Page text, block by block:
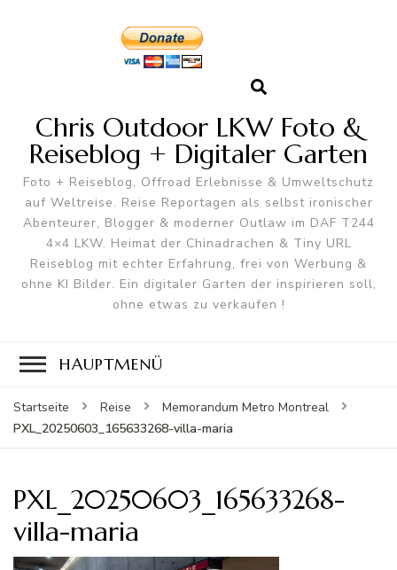
Chris Outdoor LKW Foto &
Reiseblog + Digitaler Garten
Foto + Reiseblog, Offroad Erlebnisse & Umweltschutz
auf Weltreise. Reise Reportagen als selbst ironischer
Abenteurer, Blogger & moderner Outlaw im DAF T244
4×4 LKW. Heimat der Chinadrachen & Tiny URL
Reiseblog mit echter Erfahrung, frei von Werbung &
ohne KI Bilder. Ein digitaler Garten der inspirieren soll,
ohne etwas zu verkaufen !
HAUPTMENÜ
Startseite Reise
Memorandum Metro Montreal
PXL_20250603_165633268-villa-maria
PXL_20250603_165633268-
villa-maria